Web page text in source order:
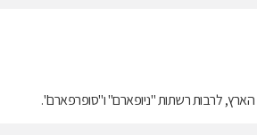
לרבות רשתות "ניופארם" ו"סופרפארם".